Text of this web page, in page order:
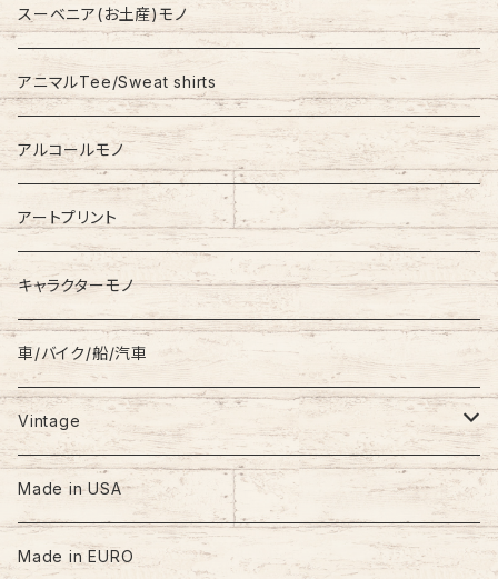
Nylon Jacket
Stadium Jumper
Down Jacket
NIKE
RALPH LAUREN
TOMMY HILFIGER
Levi’s
スーベニア(お土産)モノ
アニマルTee/Sweat shirts
アルコールモノ
アートプリント
キャラクターモノ
車/バイク/船/汽車
Vintage
60s-70s
80s
Made in USA
Made in EURO